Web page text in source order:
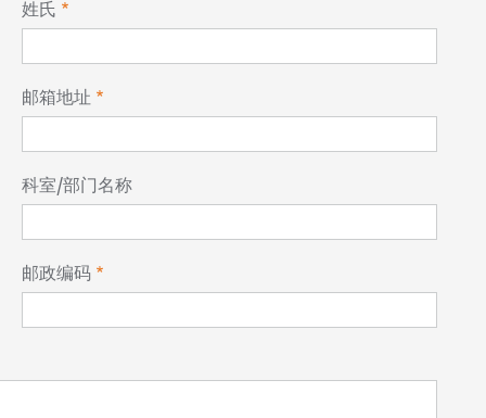
姓氏
邮箱地址
科室/部门名称
邮政编码